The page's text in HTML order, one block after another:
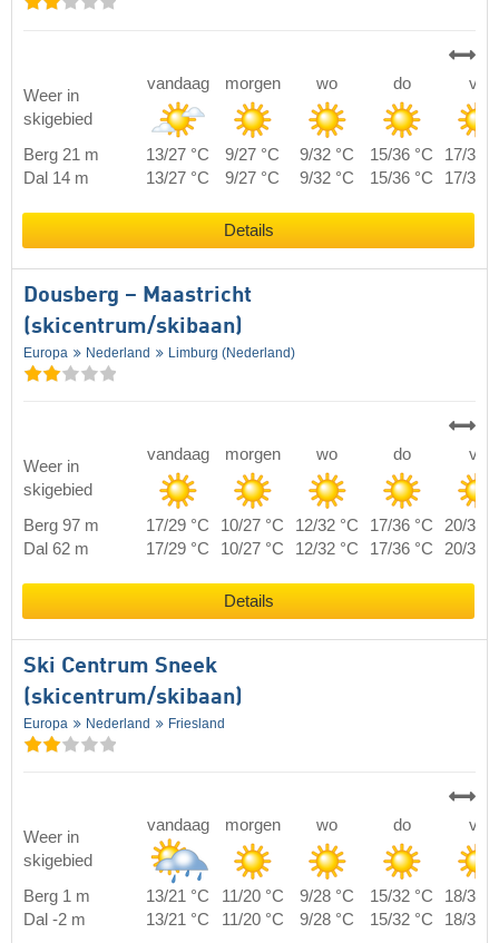
Weer in
skigebied
vandaag morgen wo do vr
Berg 21 m 13/27 °C 9/27 °C 9/32 °C 15/36 °C
17/39
Dal 14 m
13/27 °C 9/27 °C 9/32 °C 15/36 °C 17/39
Details
Dousberg – Maastricht
(skicentrum/skibaan)
Europa Nederland Limburg (Nederland)
Weer in
skigebied
vandaag morgen wo do vr
Berg 97 m 17/29 °C 10/27 °C 12/32 °C 17/36 °C
20/38
Dal 62 m
17/29 °C 10/27 °C 12/32 °C 17/36 °C 20/38
Details
Ski Centrum Sneek
(skicentrum/skibaan)
Europa Nederland Friesland
Weer in
skigebied
vandaag morgen wo do vr
Berg 1 m 13/21 °C 11/20 °C 9/28 °C 15/32 °C
18/35
Dal -2 m
13/21 °C 11/20 °C 9/28 °C 15/32 °C 18/35